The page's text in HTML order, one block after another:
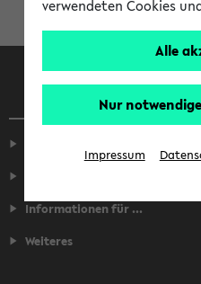
Informationen für ...
Weiteres
verwendeten Cookies
Alle
Nur
Impressum